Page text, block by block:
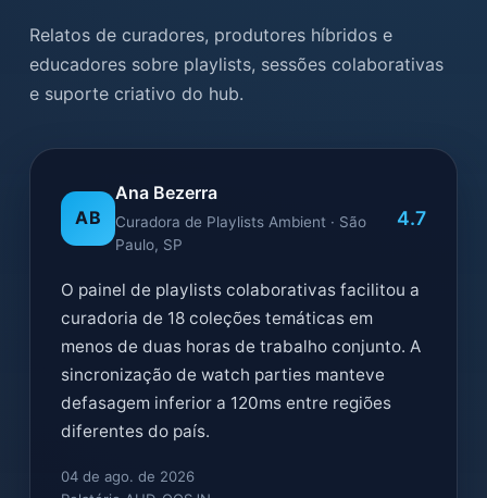
Relatos de curadores, produtores híbridos e
educadores sobre playlists, sessões colaborativas
e suporte criativo do hub.
AB
Ana Bezerra
Curadora de Playlists Ambient · São
Paulo, SP
4.7
O painel de playlists colaborativas facilitou a
curadoria de 18 coleções temáticas em
menos de duas horas de trabalho conjunto. A
sincronização de watch parties manteve
defasagem inferior a 120ms entre regiões
diferentes do país.
04 de ago. de 2026